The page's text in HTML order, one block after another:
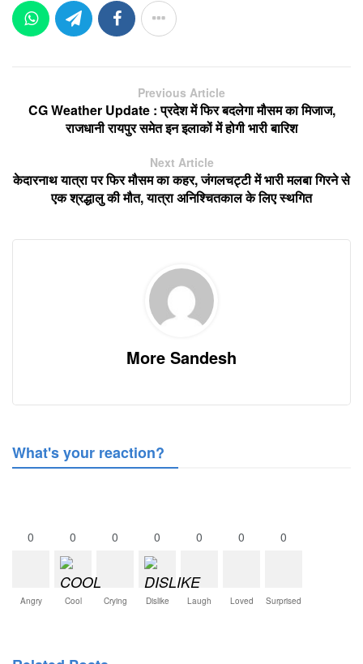
Previous Article
CG Weather Update : प्रदेश में फिर बदलेगा मौसम का मिजाज,
राजधानी रायपुर समेत इन इलाकों में होगी भारी बारिश
Next Article
केदारनाथ यात्रा पर फिर मौसम का कहर, जंगलचट्टी में भारी मलबा गिरने से
एक श्रद्धालु की मौत, यात्रा अनिश्चितकाल के लिए स्थगित
More Sandesh
What's your reaction?
0
Angry
0
Cool
0
Crying
0
Dislike
0
Laugh
0
Loved
0
Surprised